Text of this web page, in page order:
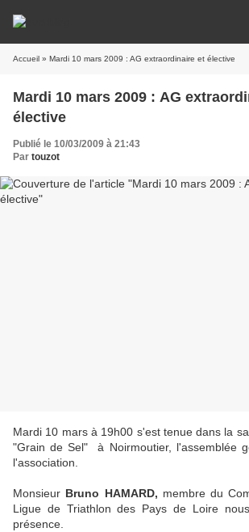
Accueil » Mardi 10 mars 2009 : AG extraordinaire et élective
Mardi 10 mars 2009 : AG
élective
Publié le 10/03/2009 à 21:43
Par touzot
Mardi 10 mars à 19h00 s'est tenue dans la
"Grain de Sel" à Noirmoutier, l'assemblée
l'association.
Monsieur Bruno HAMARD, membre du
Ligue de Triathlon des Pays de Loire
présence.